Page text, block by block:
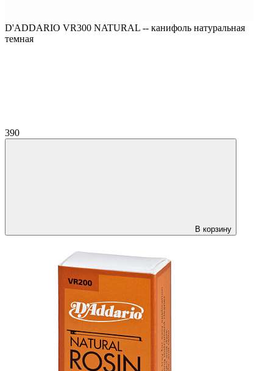
D'ADDARIO VR300 NATURAL -- канифоль натуральная
темная
390
В корзину